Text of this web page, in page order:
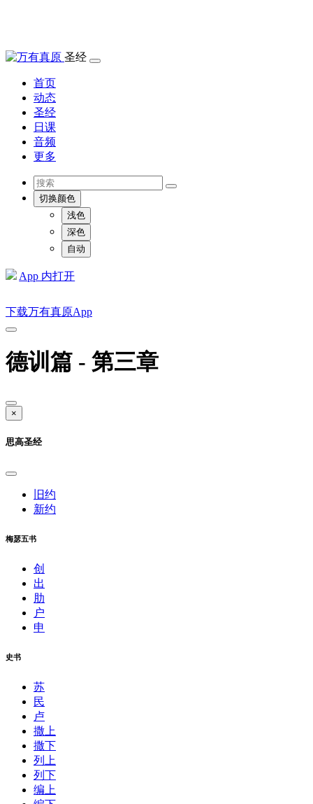
圣经
首页
动态
圣经
日课
音频
更多
切换颜色
浅色
深色
自动
App 内打开
下载万有真原App
德训篇 - 第三章
×
思高圣经
旧约
新约
梅瑟五书
创
出
肋
户
申
史书
苏
民
卢
撒上
撒下
列上
列下
编上